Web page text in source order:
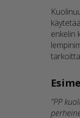
enkelin
”PP